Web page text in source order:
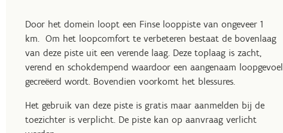
Door het domein loopt een Finse looppiste van ongeveer 1
km. Om het loopcomfort te verbeteren bestaat de bovenlaag
van deze piste uit een verende laag. Deze toplaag is zacht,
verend en schokdempend waardoor een aangenaam loopgevoel
gecreëerd wordt. Bovendien voorkomt het blessures.
Het gebruik van deze piste is gratis maar aanmelden bij de
toezichter is verplicht. De piste kan op aanvraag verlicht